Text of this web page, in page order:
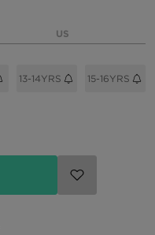
US
13-14YRS 15-16YRS